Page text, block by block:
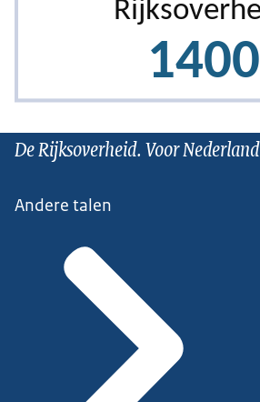
De Rijksoverheid. Voor Nederland
Andere talen